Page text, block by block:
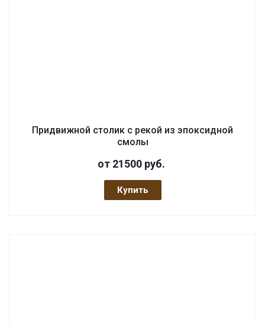
Придвижной столик с рекой из эпоксидной
смолы
от 21500 руб.
Купить